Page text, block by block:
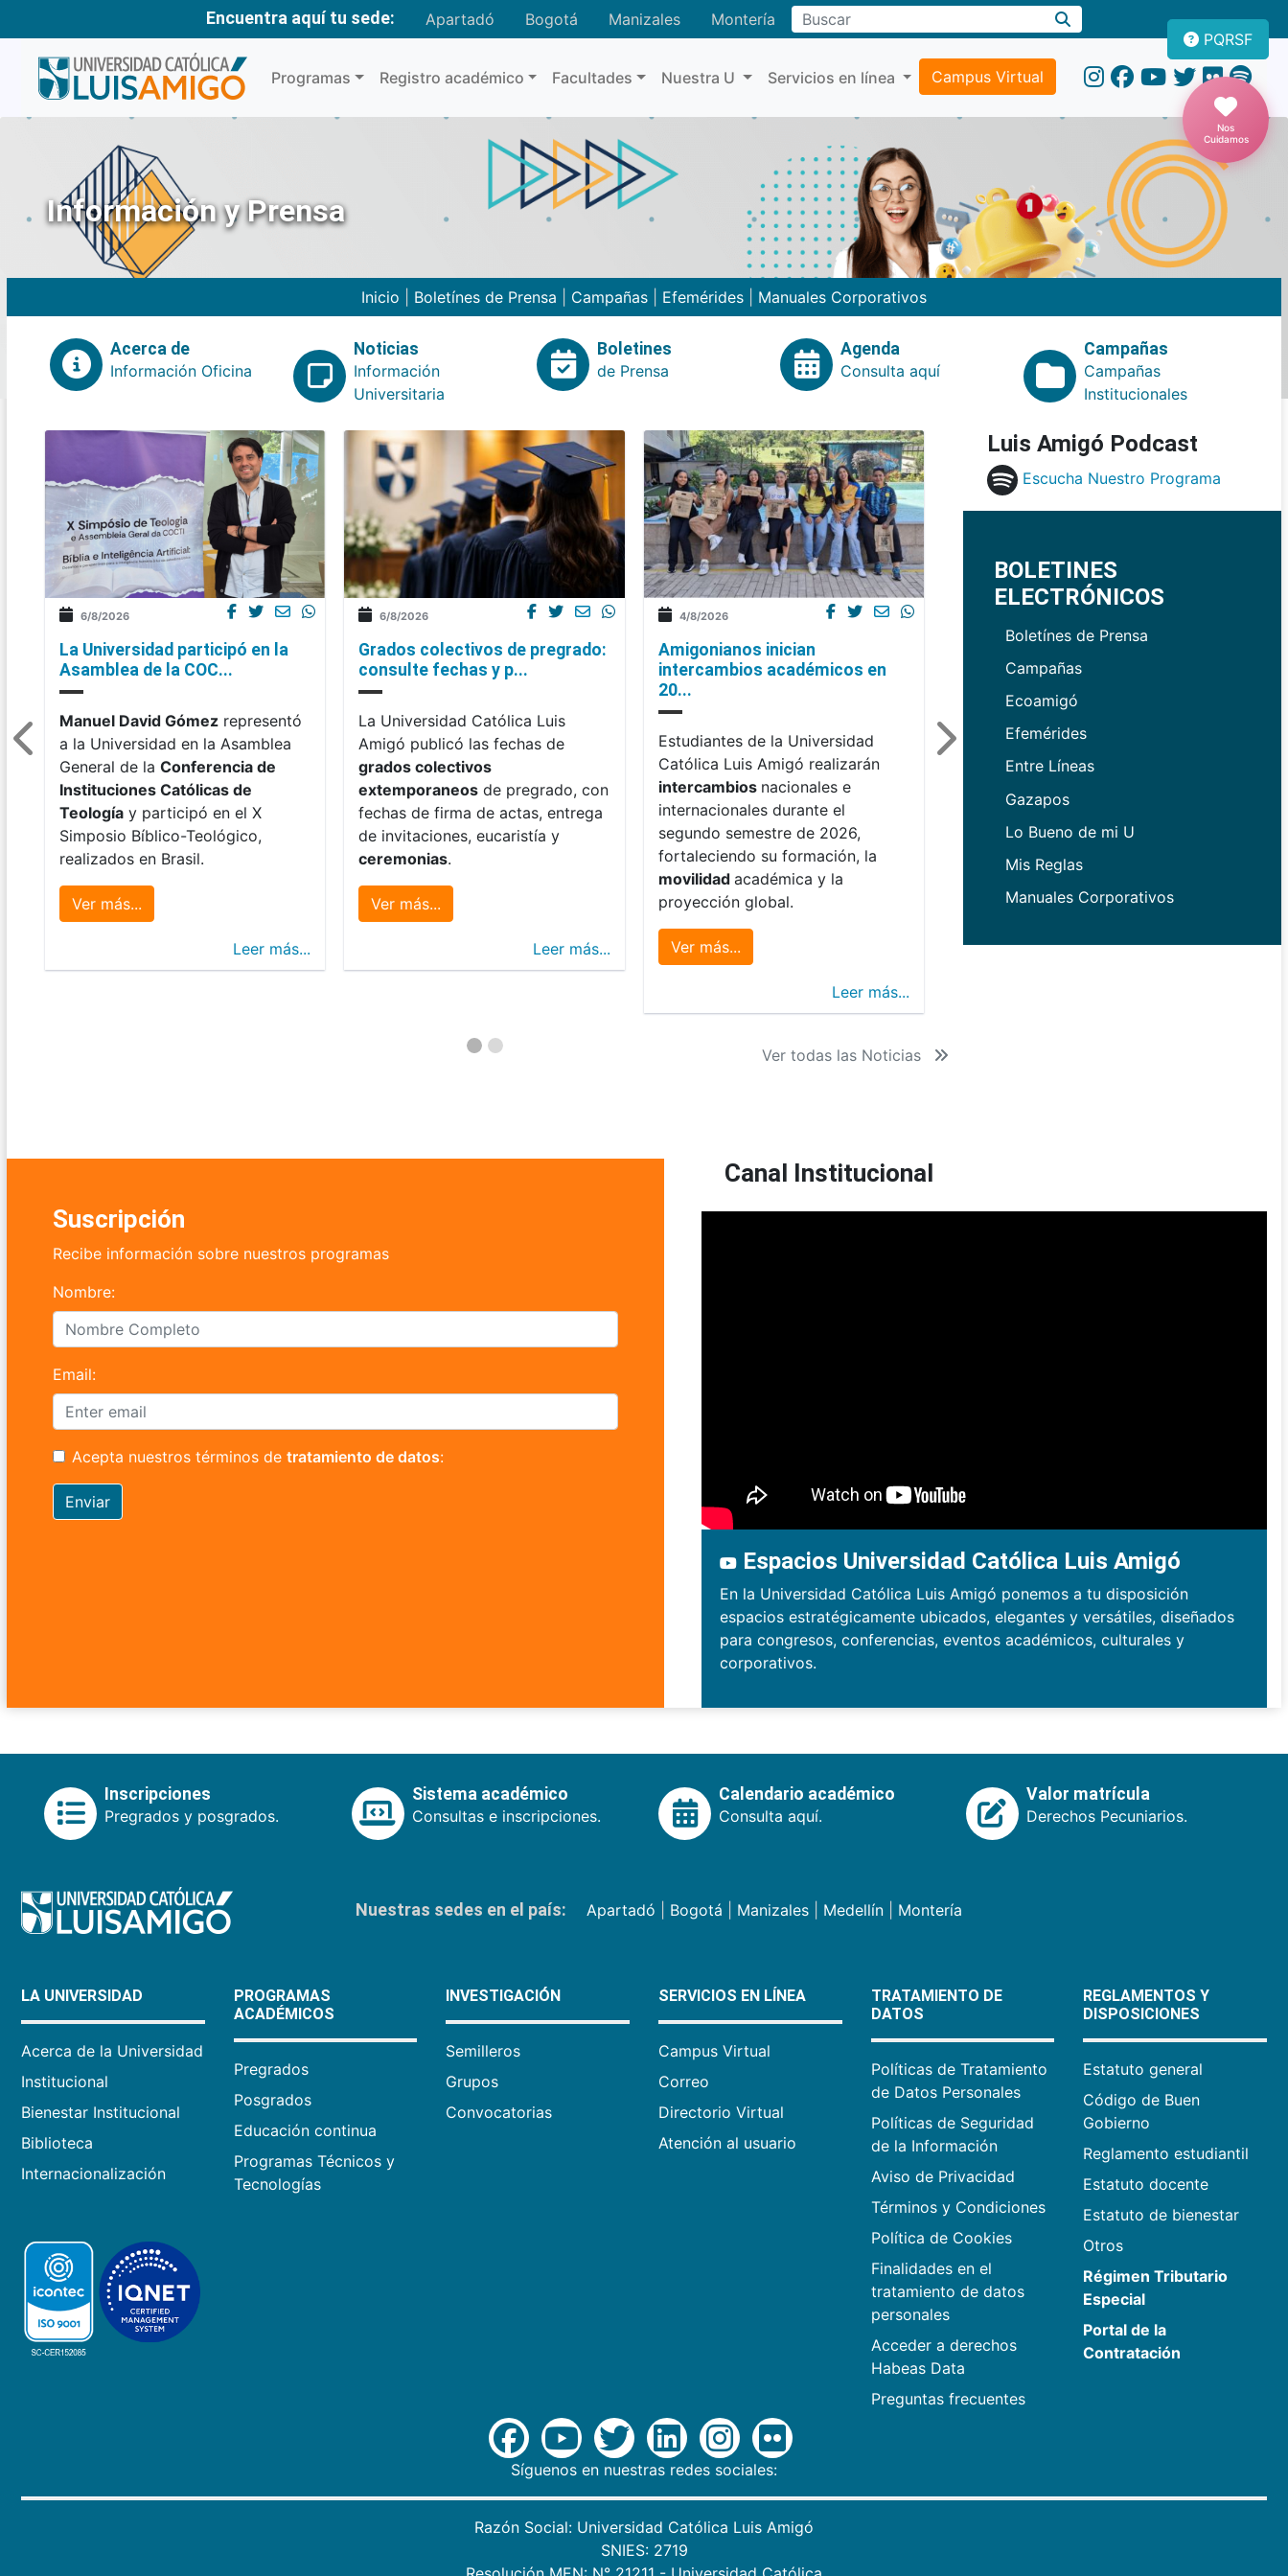
Encuentra aquí tu sede: Apartadó Bogotá Manizales MonteríaBuscar
Programas Registro académico Facultades Nuestra U Servicios en línea Campus Virtual
PQRSF
Nos
Cuidamos
Información y Prensa
Inicio Boletínes de Prensa Campañas Efemérides Manuales Corporativos
Acerca de
Información Oficina
Noticias
Información
Universitaria
Boletines
de Prensa
Agenda
Consulta aquí
Campañas
Campañas
Institucionales
6/8/2026
La Universidad participó en la
Asamblea de la COC...
Manuel David Gómez representó
a la Universidad en la Asamblea
General de la Conferencia de
Instituciones Católicas de
Teología y participó en el X
Simposio Bíblico-Teológico,
realizados en Brasil.
Ver más...
Leer más...
6/8/2026
Grados colectivos de pregrado:
consulte fechas y p...
La Universidad Católica Luis
Amigó publicó las fechas de
grados colectivos
extemporaneos de pregrado, con
fechas de firma de actas, entrega
de invitaciones, eucaristía y
ceremonias.
Ver más...
Leer más...
4/8/2026
Amigonianos inician
intercambios académicos en
20...
Estudiantes de la Universidad
Católica Luis Amigó realizarán
intercambios nacionales e
internacionales durante el
segundo semestre de 2026,
fortaleciendo su formación, la
movilidad académica y la
proyección global.
Ver más...
Leer más...
Ver todas las Noticias
Luis Amigó Podcast
Escucha Nuestro Programa
BOLETINES
ELECTRÓNICOS
Boletínes de Prensa
Campañas
Ecoamigó
Efemérides
Entre Líneas
Gazapos
Lo Bueno de mi U
Mis Reglas
Manuales Corporativos
Suscripción
Recibe información sobre nuestros programas
Nombre:
Email:
Acepta nuestros términos de tratamiento de datos:
Enviar
Canal Institucional
Espacios Universidad Católica Luis Amigó
En la Universidad Católica Luis Amigó ponemos a tu disposición
espacios estratégicamente ubicados, elegantes y versátiles, diseñados
para congresos, conferencias, eventos académicos, culturales y
corporativos.
Inscripciones
Pregrados y posgrados.
Sistema académico
Consultas e inscripciones.
Calendario académico
Consulta aquí.
Valor matrícula
Derechos Pecuniarios.
Nuestras sedes en el país: Apartadó Bogotá Manizales| Medellín| Montería
LA UNIVERSIDAD
Acerca de la Universidad
Institucional
Bienestar Institucional
Biblioteca
Internacionalización
PROGRAMAS
ACADÉMICOS
Pregrados
Posgrados
Educación continua
Programas Técnicos y
Tecnologías
INVESTIGACIÓN
Semilleros
Grupos
Convocatorias
SERVICIOS EN LÍNEA
Campus Virtual
Correo
Directorio Virtual
Atención al usuario
TRATAMIENTO DE
DATOS
Políticas de Tratamiento
de Datos Personales
Políticas de Seguridad
de la Información
Aviso de Privacidad
Términos y Condiciones
Política de Cookies
Finalidades en el
tratamiento de datos
personales
Acceder a derechos
Habeas Data
Preguntas frecuentes
REGLAMENTOS Y
DISPOSICIONES
Estatuto general
Código de Buen
Gobierno
Reglamento estudiantil
Estatuto docente
Estatuto de bienestar
Otros
Régimen Tributario
Especial
Portal de la
Contratación
Síguenos en nuestras redes sociales:
Razón Social: Universidad Católica Luis Amigó
SNIES: 2719